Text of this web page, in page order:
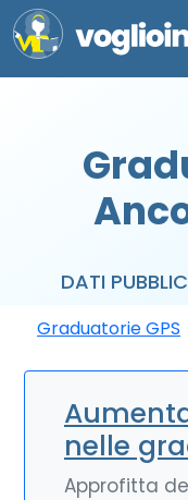
DATI
Graduatorie GPS
nelle
Approfitta